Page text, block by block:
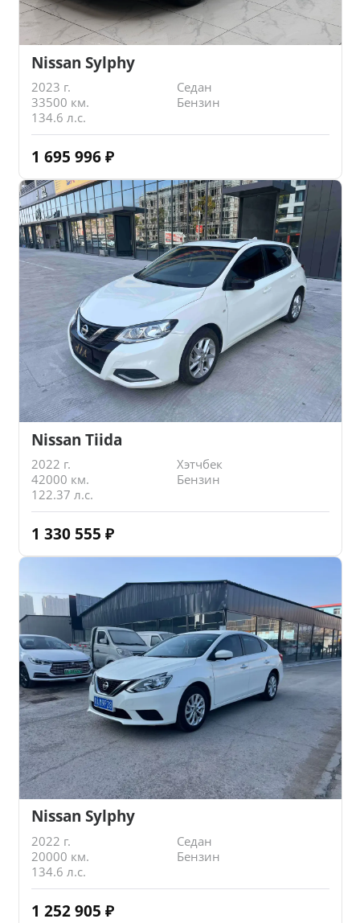
Nissan Sylphy
2023 г.
Седан
33500 км.
Бензин
134.6 л.с.
1 695 996 ₽
Nissan Tiida
2022 г.
Хэтчбек
42000 км.
Бензин
122.37 л.с.
1 330 555 ₽
Nissan Sylphy
2022 г.
Седан
20000 км.
Бензин
134.6 л.с.
1 252 905 ₽